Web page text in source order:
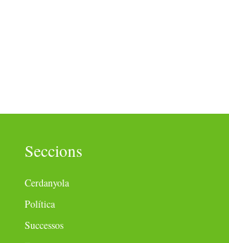
Seccions
Cerdanyola
Política
Successos